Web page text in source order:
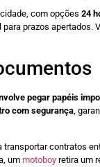
com opções 24
prazos apertados.
pegar papéis
com segurança ,
transportar contratos
um motoboy retira um